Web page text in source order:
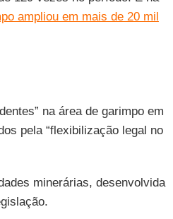
ampliou em mais de 20 mil
na área de garimpo em
pela “flexibilização legal no
minerárias, desenvolvida